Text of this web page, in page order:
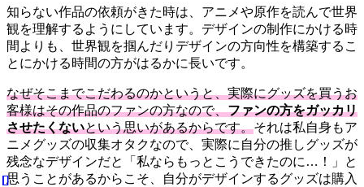
知らない作品の依頼がきた時は、アニメや原作を読んで世界
観を理解するようにしています。デザインの制作にかける時
間よりも、世界観を掴んだりデザインの方向性を構築するこ
とにかける時間の方がはるかに長いです。
なぜそこまでこだわるのかというと、実際にグッズを買うお
客様はその作品のファンの方なので、ファンの方をガッカリ
させたくないという思いがあるからです。それは私自身もア
ニメグッズの収集オタクなので、実際に自分の推しグッズが
残念なデザインだと「私ならもっとこうできたのに…！」と
思うことがあるからこそ、自分がデザインするグッズは購入